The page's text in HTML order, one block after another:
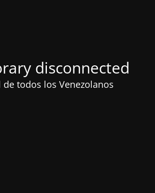
disconnected
de todos los Venezolanos